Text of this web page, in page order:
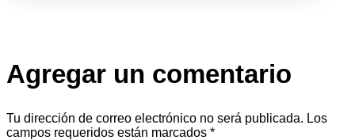
Agregar un comentario
Tu dirección de correo electrónico no será publicada. Los
campos requeridos están marcados *